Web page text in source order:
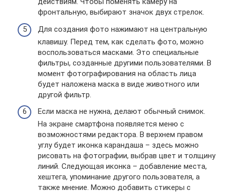
фронтальную, выбирают значок двух стрелок.
Для создания фото нажимают на центральную
клавишу. Перед тем, как сделать фото, можно
воспользоваться масками. Это специальные
фильтры, созданные другими пользователями. В
момент фотографирования на область лица
будет наложена маска в виде животного или
другой фильтр.
Если маска не нужна, делают обычный снимок.
На экране смартфона появляется меню с
возможностями редактора. В верхнем правом
углу будет иконка карандаша – здесь можно
рисовать на фотографии, выбрав цвет и толщину
линий. Следующая иконка – добавление места,
хештега, упоминание другого пользователя, а
также мнение. Можно добавить стикеры с